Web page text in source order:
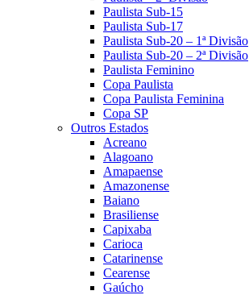
Paulista Sub-15
Paulista Sub-17
Paulista Sub-20 – 1ª Divisão
Paulista Sub-20 – 2ª Divisão
Paulista Feminino
Copa Paulista
Copa Paulista Feminina
Copa SP
Outros Estados
Acreano
Alagoano
Amapaense
Amazonense
Baiano
Brasiliense
Capixaba
Carioca
Catarinense
Cearense
Gaúcho